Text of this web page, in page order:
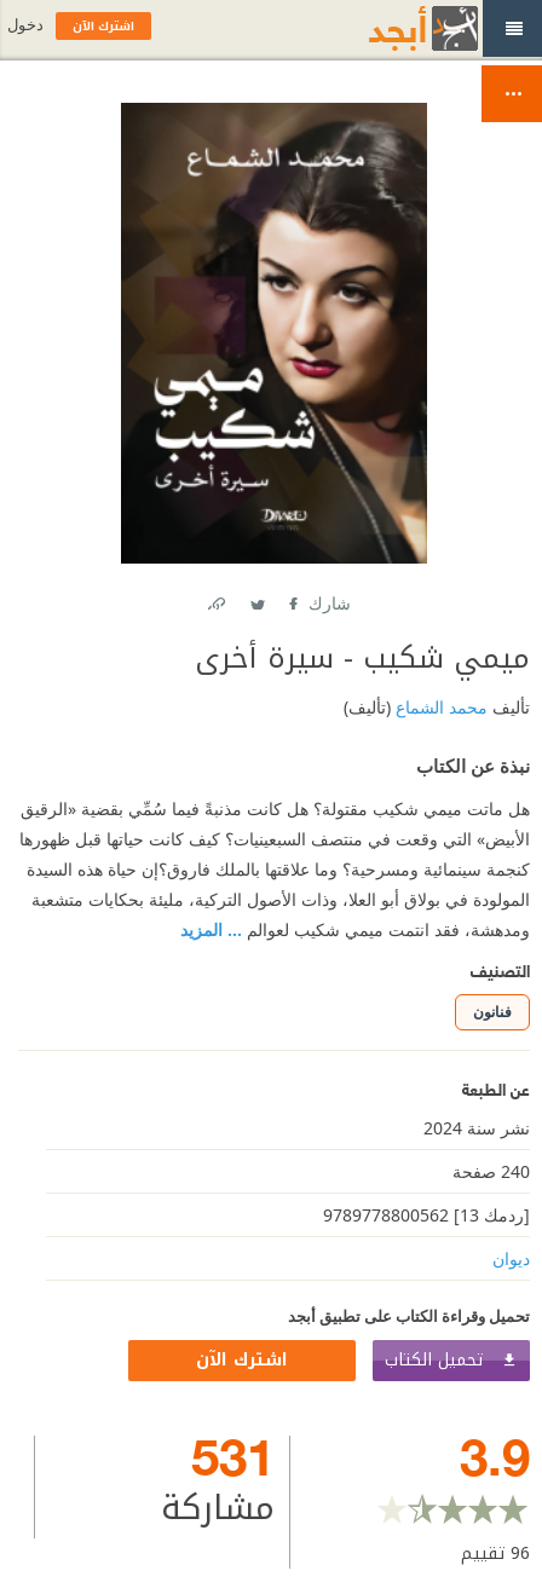
شارك
ميمي شكيب - سيرة أخرى
تأليف محمد الشماع (تأليف)
نبذة عن الكتاب
هل ماتت ميمي شكيب مقتولة؟ هل كانت مذنبةً فيما سُمِّي بقضية «الرقيق
الأبيض» التي وقعت في منتصف السبعينيات؟ كيف كانت حياتها قبل ظهورها
كنجمة سينمائية ومسرحية؟ وما علاقتها بالملك فاروق؟إن حياة هذه السيدة
المولودة في بولاق أبو العلا، وذات الأصول التركية، مليئة بحكايات متشعبة
ومدهشة، فقد انتمت ميمي شكيب لعوالم ... المزيد
التصنيف
فنانون
عن الطبعة
نشر سنة 2024
240 صفحة
[ردمك 13] 9789778800562
ديوان
تحميل وقراءة الكتاب على تطبيق أبجد
تحميل الكتاب اشترك الآن
3.9
96تقييم
531
مشاركة
اشترك الآن دخول